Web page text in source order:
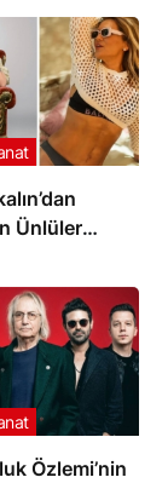
Ünlüler
İddia!
Özlemi’nin